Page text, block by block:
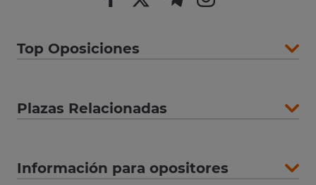
Top Oposiciones
Plazas Relacionadas
Información para opositores